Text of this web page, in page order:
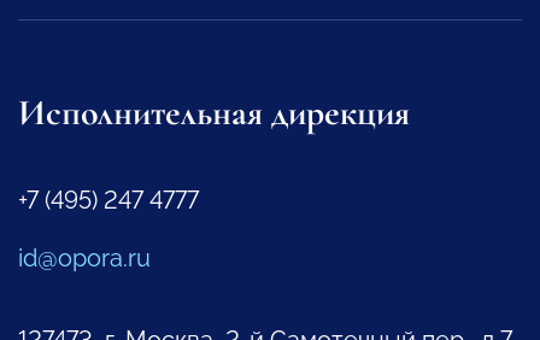
Исполнительная дирекция
+7 (495) 247 4777
id@opora.ru